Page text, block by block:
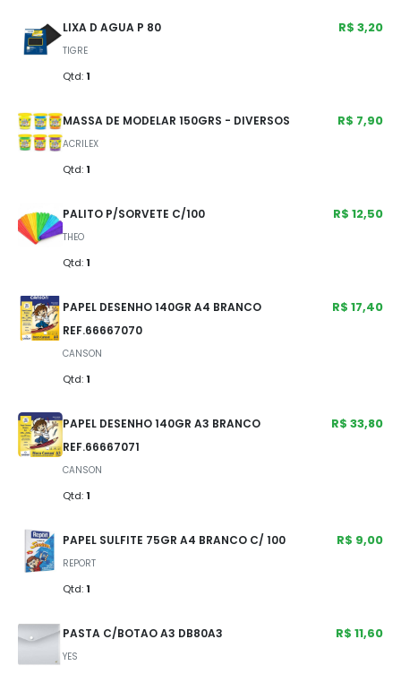
LIXA D AGUA P 80
TIGRE
Qtd: 1
R$ 3,20
MASSA DE MODELAR 150GRS - DIVERSOS
ACRILEX
Qtd: 1
R$ 7,90
PALITO P/SORVETE C/100
THEO
Qtd: 1
R$ 12,50
PAPEL DESENHO 140GR A4 BRANCO
REF.66667070
CANSON
Qtd: 1
R$ 17,40
PAPEL DESENHO 140GR A3 BRANCO
REF.66667071
CANSON
Qtd: 1
R$ 33,80
PAPEL SULFITE 75GR A4 BRANCO C/ 100
REPORT
Qtd: 1
R$ 9,00
PASTA C/BOTAO A3 DB80A3
YES
R$ 11,60